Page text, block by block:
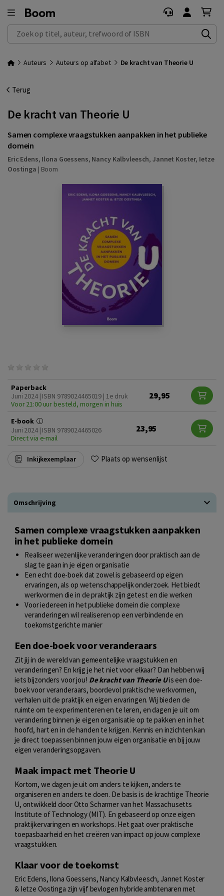
Zoek op titel, auteur, trefwoord of ISBN
Auteurs Auteurs op alfabet De kracht van Theorie U
Terug
De kracht van Theorie U
Samen complexe vraagstukken aanpakken in het publieke
domein
Eric Edens, Ilona Goessens, Nancy Kalbvleesch,Jannet Koster, Ietze
Oostinga | Boom
Paperback
Juni 2024 | ISBN 9789024465019 | 1e druk
Voor 21:00 uur besteld, morgen in huis
29,95
E-book
Juni 2024 | ISBN 9789024465026
Direct via e-mail
23,95
Inkijkexemplaar Plaats op wensenlijst
Omschrijving
Samen complexe vraagstukken aanpakken
in het publieke domein
Realiseer wezenlijke veranderingen door praktisch aan de
slag te gaan in je eigen organisatie
Een echt doe-boek dat zowel is gebaseerd op eigen
ervaringen, als op wetenschappelijk onderzoek. Het biedt
werkvormen die in de praktijk zijn getest en die werken
Voor iedereen in het publieke domein die complexe
veranderingen wil realiseren op een verbindende en
toekomstgerichte manier
Een doe-boek voor veranderaars
Zit jij in de wereld van gemeentelijke vraagstukken en
veranderingen? En krijg je het niet voor elkaar? Dan hebben wij
iets bijzonders voor jou! De kracht van Theorie Uis een doe-
boek voor veranderaars, boordevol praktische werkvormen,
verhalen uit de praktijk en eigen ervaringen. Wij bieden de
ruimte om te experimenteren en te leren, en dagen je uit om
verandering binnen je eigen organisatie op te pakken en in het
hoofd, hart en in de handen te krijgen. Kennis en inzichten kan
je direct toepassen binnen jouw eigen organisatie en bij jouw
eigen veranderingsopgaven.
Maak impact met Theorie U
Kortom, we dagen je uit om anders te kijken, anders te
organiseren en anders te doen. De basis is de krachtige Theorie
U, ontwikkeld door Otto Scharmer van het Massachusetts
Institute of Technology (MIT). En gebaseerd op onze eigen
praktijkervaringen en workshops. Het gaat over praktische
toepasbaarheid en het creëren van impact op jouw complexe
vraagstukken.
Klaar voor de toekomst
Eric Edens, Ilona Goessens, Nancy Kalbvleesch, Jannet Koster
& Ietze Oostinga zijn vijf bevlogen hybride ambtenaren met